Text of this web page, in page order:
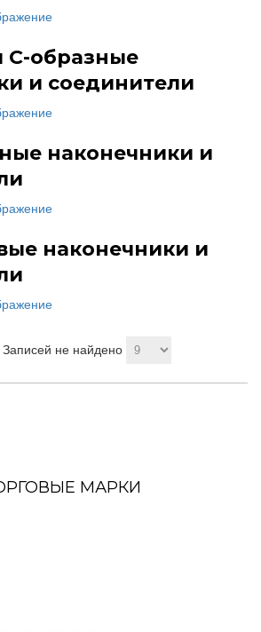
С-образные
и соединители
наконечники и
наконечники и
Записей не найдено
МАРКИ